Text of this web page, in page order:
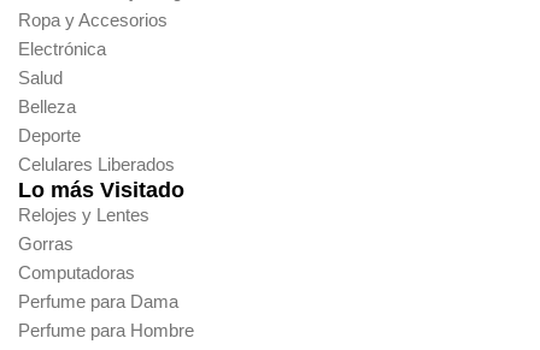
Ropa y Accesorios
Electrónica
Salud
Belleza
Deporte
Celulares Liberados
Lo más Visitado
Relojes y Lentes
Gorras
Computadoras
Perfume para Dama
Perfume para Hombre